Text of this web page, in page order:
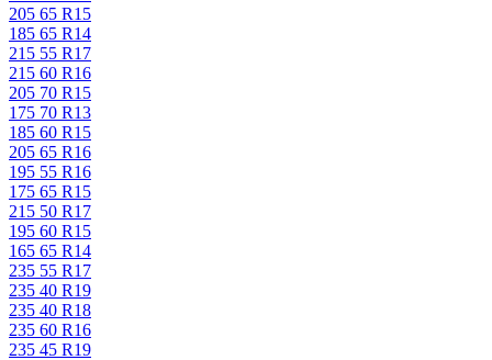
205 65 R15
185 65 R14
215 55 R17
215 60 R16
205 70 R15
175 70 R13
185 60 R15
205 65 R16
195 55 R16
175 65 R15
215 50 R17
195 60 R15
165 65 R14
235 55 R17
235 40 R19
235 40 R18
235 60 R16
235 45 R19